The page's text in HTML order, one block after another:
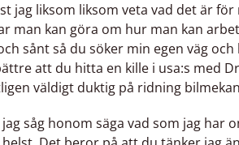
jag liksom liksom veta vad det är
man kan göra om hur man kan
sånt så du söker min egen väg
att du hitta en kille i usa:s med
väldigt duktig på ridning
såg honom säga vad som jag har